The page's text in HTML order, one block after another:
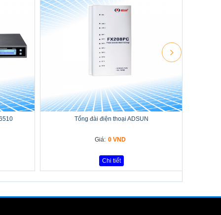
Tổng đài điện thoại ADSUN
Giá: 0 VND
Chi tiết